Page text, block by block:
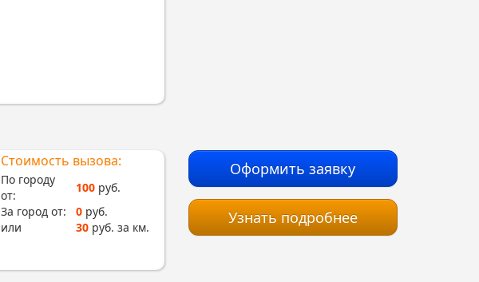
Стоимость вызова:
По городу
от:
100руб.
За город от:
0руб.
или
30руб. за км.
Оформить заявку
Узнать подробнее